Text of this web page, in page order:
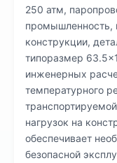
250 атм,
промышленность,
конструкции,
типоразмер
инженерных
температурного
нагрузок на
обеспечивает
безопасной